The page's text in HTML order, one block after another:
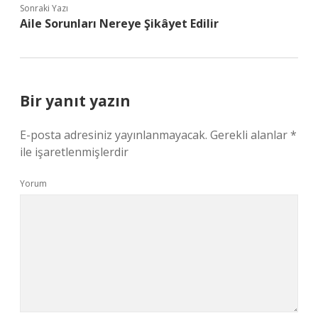
Sonraki Yazı
Aile Sorunları Nereye Şikâyet Edilir
Bir yanıt yazın
E-posta adresiniz yayınlanmayacak. Gerekli alanlar*
ile işaretlenmişlerdir
Yorum